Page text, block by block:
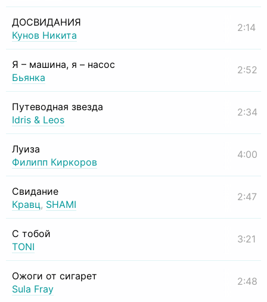
ДОСВИДАНИЯ
Кунов Никита
2:14
Я – машина, я – насос
Бьянка
2:52
Путеводная звезда
Idris & Leos
2:34
Луиза
Филипп Киркоров
4:00
Свидание
Кравц, SHAMI
2:47
С тобой
TONI
3:21
Ожоги от сигарет
Sula Fray
2:48